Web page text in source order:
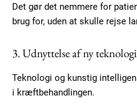
Praesent euismod ac
Nullam eu erat
Donec quis est ac felis
Det gør det nemmere for
brug for, uden at skulle rejse
3. Udnyttelse af ny
Teknologi og kunstig
i kræftbehandlingen.